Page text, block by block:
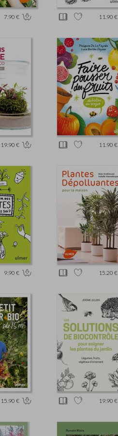
7.90 € 11.90 €
19.90 € 11.90 €
9.90 € 15.20 €
15.90 € 19.90 €